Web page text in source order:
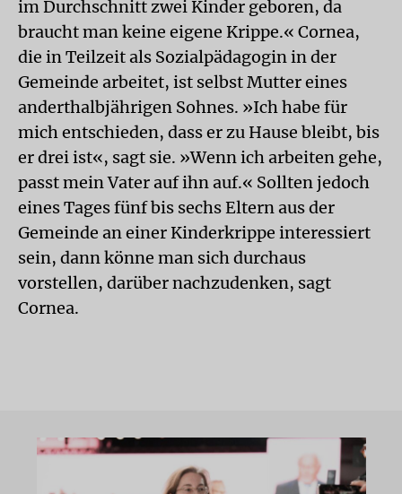
im Durchschnitt zwei Kinder geboren, da
braucht man keine eigene Krippe.« Cornea,
die in Teilzeit als Sozialpädagogin in der
Gemeinde arbeitet, ist selbst Mutter eines
anderthalbjährigen Sohnes. »Ich habe für
mich entschieden, dass er zu Hause bleibt, bis
er drei ist«, sagt sie. »Wenn ich arbeiten gehe,
passt mein Vater auf ihn auf.« Sollten jedoch
eines Tages fünf bis sechs Eltern aus der
Gemeinde an einer Kinderkrippe interessiert
sein, dann könne man sich durchaus
vorstellen, darüber nachzudenken, sagt
Cornea.